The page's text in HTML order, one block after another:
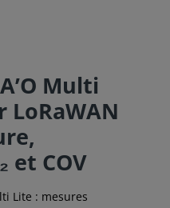
Multi
LoRaWAN
et COV
Lite : mesures